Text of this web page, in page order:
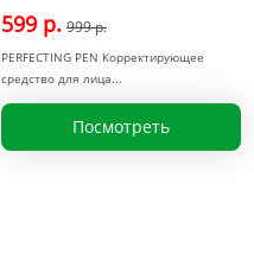
599 р. 999 р.
PERFECTING PEN Корректирующее
средство для лица
Посмотреть